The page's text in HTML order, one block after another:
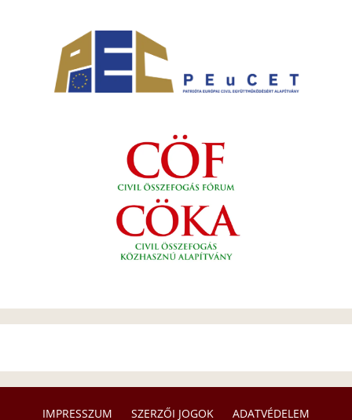
IMPRESSZUM SZERZŐI JOGOK ADATVÉDELEM